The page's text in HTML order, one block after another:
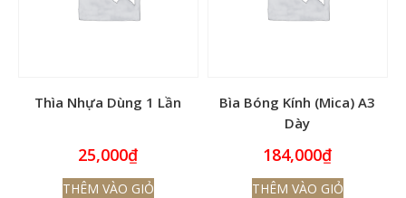
Thìa Nhựa Dùng 1 Lần
25,000₫
THÊM VÀO GIỎ
Bìa Bóng Kính (Mica) A3
Dày
184,000₫
THÊM VÀO GIỎ